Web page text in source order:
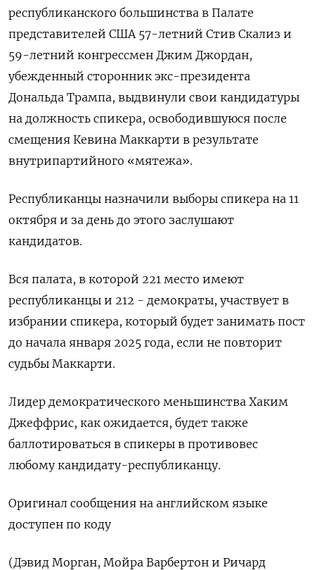
республиканского большинства в Палате
представителей США 57-летний Стив Скализ и
59-летний конгрессмен Джим Джордан,
убежденный сторонник экс-президента
Дональда Трампа, выдвинули свои кандидатуры
на должность спикера, освободившуюся после
смещения Кевина Маккарти в результате
внутрипартийного «мятежа».
Республиканцы назначили выборы спикера на 11
октября и за день до этого заслушают
кандидатов.
Вся палата, в которой 221 место имеют
республиканцы и 212 - демократы, участвует в
избрании спикера, который будет занимать пост
до начала января 2025 года, если не повторит
судьбы Маккарти.
Лидер демократического меньшинства Хаким
Джеффрис, как ожидается, будет также
баллотироваться в спикеры в противовес
любому кандидату-республиканцу.
Оригинал сообщения на английском языке
доступен по коду
(Дэвид Морган, Мойра Варбертон и Ричард